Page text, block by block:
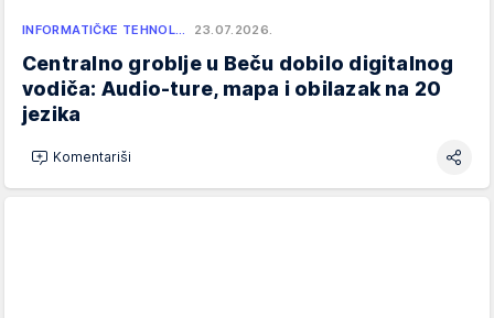
INFORMATIČKE TEHNOL… 23.07.2026.
Centralno groblje u Beču dobilo digitalnog
vodiča: Audio-ture, mapa i obilazak na 20
jezika
Komentariši